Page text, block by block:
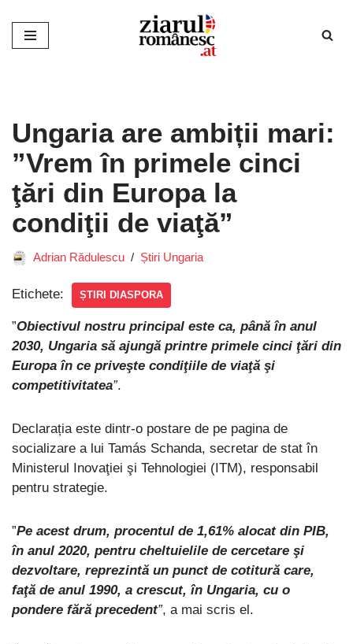
Sari
Ungaria are ambiții mari:
”Vrem în primele cinci
ţări din Europa la
condiţii de viaţă”
Adrian Rădulescu Știri Ungaria
Etichete: ȘTIRI DIASPORA
”Obiectivul nostru principal este ca, până în anul
2030, Ungaria să ajungă printre primele cinci ţări din
Europa în ce priveşte condiţiile de viaţă şi
competitivitatea”.
Declarația este dintr-o postare de pe pagina de
socializare a lui Tamás Schanda, secretar de stat în
Ministerul Inovaţiei şi Tehnologiei (ITM), responsabil
pentru strategie.
”Pe acest drum, procentul de 1,61% alocat din PIB,
în anul 2020, pentru cheltuielile de cercetare şi
dezvoltare, reprezintă un punct de cotitură care,
faţă de anul 1990, a crescut, în Ungaria, cu o
pondere fără precedent”, a mai scris el.